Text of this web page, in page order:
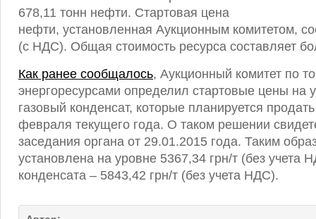
678,11 тонн нефти. Стартовая цена
нефти, установленная Аукционным комитетом,
(с НДС). Общая стоимость ресурса составляет
Как ранее сообщалось, Аукционный комитет по
энергоресурсами определил стартовые цены на
газовый конденсат, которые планируется
февраля текущего года. О таком решении
заседания органа от 29.01.2015 года. Таким
установлена на уровне 5367,34 грн/т (без учета
конденсата – 5843,42 грн/т (без учета НДС).